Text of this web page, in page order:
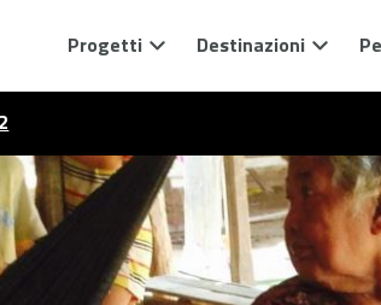
Progetti Destinazioni